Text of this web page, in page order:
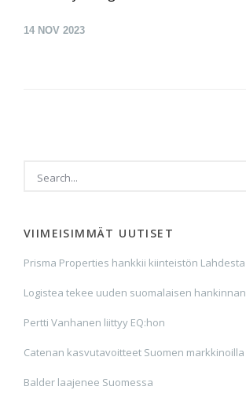
14 NOV 2023
VIIMEISIMMÄT UUTISET
Prisma Properties hankkii kiinteistön Lahdesta
Logistea tekee uuden suomalaisen hankinnan
Pertti Vanhanen liittyy EQ:hon
Catenan kasvutavoitteet Suomen markkinoilla
Balder laajenee Suomessa